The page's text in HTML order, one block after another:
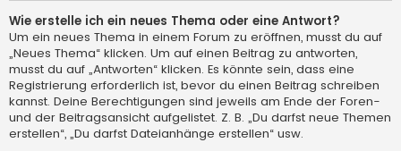
Wie erstelle ich ein neues Thema oder eine Antwort?
Um ein neues Thema in einem Forum zu eröffnen, musst du auf
„Neues Thema“ klicken. Um auf einen Beitrag zu antworten,
musst du auf „Antworten“ klicken. Es könnte sein, dass eine
Registrierung erforderlich ist, bevor du einen Beitrag schreiben
kannst. Deine Berechtigungen sind jeweils am Ende der Foren-
und der Beitragsansicht aufgelistet. Z. B. „Du darfst neue Themen
erstellen“, „Du darfst Dateianhänge erstellen“ usw.